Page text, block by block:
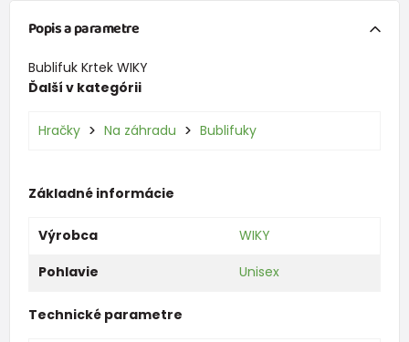
Popis a parametre
Bublifuk Krtek WIKY
Ďalší v kategórii
Hračky Na záhradu Bublifuky
Základné informácie
Výrobca
WIKY
Pohlavie
Unisex
Technické parametre